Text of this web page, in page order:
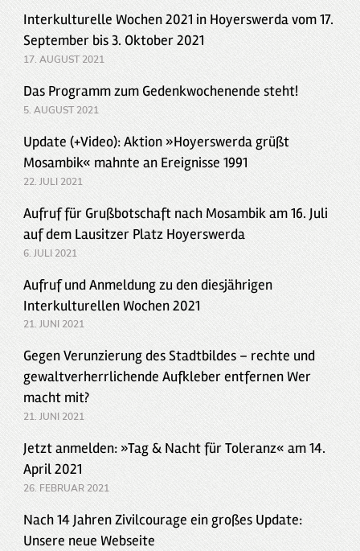
Interkulturelle Wochen 2021 in Hoyerswerda vom 17.
September bis 3. Oktober 2021
17. AUGUST 2021
Das Programm zum Gedenkwochenende steht!
5. AUGUST 2021
Update (+Video): Aktion »Hoyerswerda grüßt
Mosambik« mahnte an Ereignisse 1991
22. JULI 2021
Aufruf für Grußbotschaft nach Mosambik am 16. Juli
auf dem Lausitzer Platz Hoyerswerda
6. JULI 2021
Aufruf und Anmeldung zu den diesjährigen
Interkulturellen Wochen 2021
21. JUNI 2021
Gegen Verunzierung des Stadtbildes – rechte und
gewaltverherrlichende Aufkleber entfernen Wer
macht mit?
21. JUNI 2021
Jetzt anmelden: »Tag & Nacht für Toleranz« am 14.
April 2021
26. FEBRUAR 2021
Nach 14 Jahren Zivilcourage ein großes Update:
Unsere neue Webseite